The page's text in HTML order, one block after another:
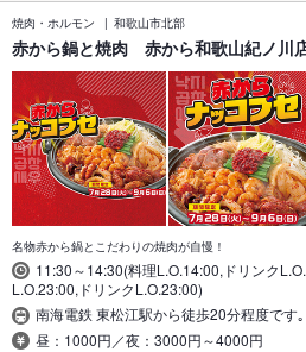
焼肉・ホルモン 和歌山市北部
赤から鍋と焼肉 赤から和歌山紀ノ川
名物赤から鍋とこだわりの焼肉が自慢！
11:30～14:30(料理L.O.14:00,ドリンク
L.O.23:00,ドリンクL.O.23:00)
南海電鉄 東松江駅から徒歩20分程度です｡
昼：1000円／夜：3000円～4000円